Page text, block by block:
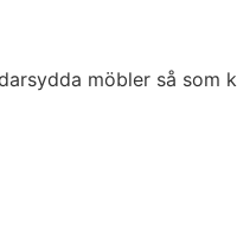
möbler så som